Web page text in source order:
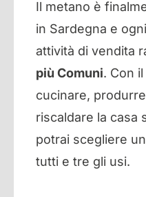
Il metano è
in Sardegna e
attività di vendita
più Comuni. Con
cucinare,
riscaldare la casa
potrai scegliere
tutti e tre gli usi.